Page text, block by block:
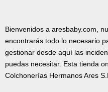
Bienvenidos a aresbaby.com,
encontrarás todo lo necesario
gestionar desde aquí las
puedas necesitar. Esta tienda
Colchonerías Hermanos Ares